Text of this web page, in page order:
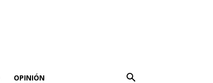
OPINIÓN